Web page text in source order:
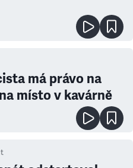
má právo na
místo v kavárně